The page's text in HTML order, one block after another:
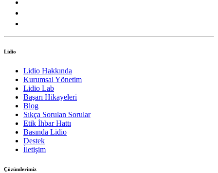
Lidio
Lidio Hakkında
Kurumsal Yönetim
Lidio Lab
Başarı Hikayeleri
Blog
Sıkça Sorulan Sorular
Etik İhbar Hattı
Basında Lidio
Destek
İletişim
Çözümlerimiz